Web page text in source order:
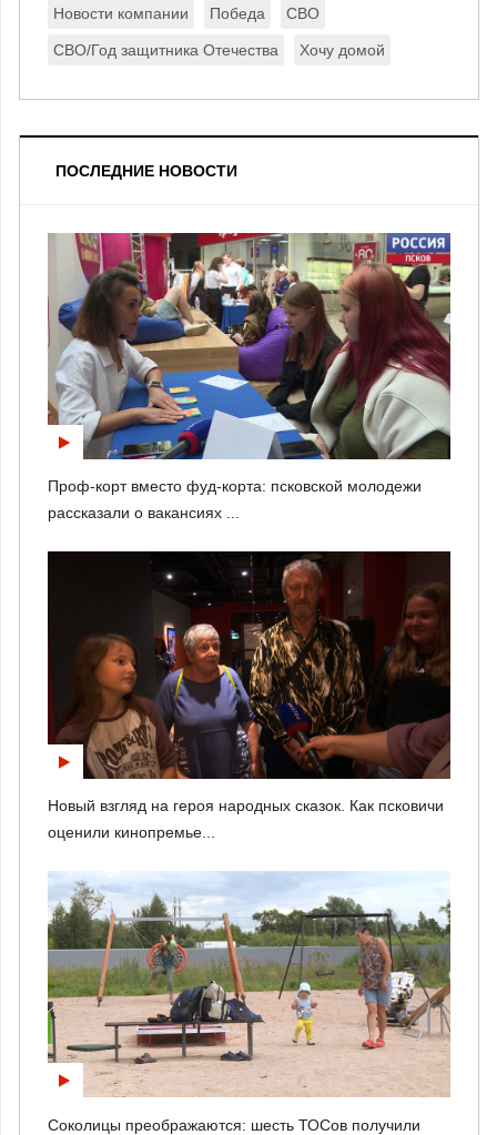
Новости компании Победа СВО
СВО/Год защитника Отечества Хочу домой
ПОСЛЕДНИЕ НОВОСТИ
Проф-корт вместо фуд-корта: псковской молодежи
рассказали о вакансиях ...
Новый взгляд на героя народных сказок. Как псковичи
оценили кинопремье...
Соколицы преображаются: шесть ТОСов получили